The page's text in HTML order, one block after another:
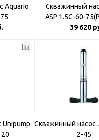
Aquario
Скважинный
ASP 1.5С-60-
пуск
39 620
Unipump Скважинный насос
2-45